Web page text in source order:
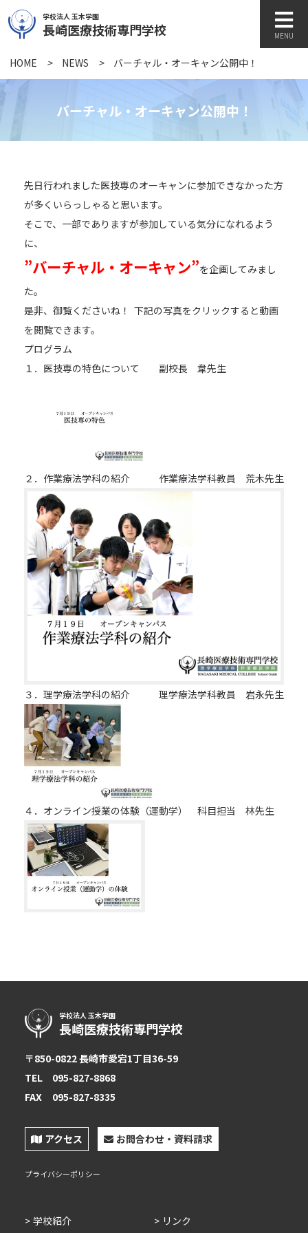
学校法人 玉木学園
長崎医療技術専門学校 MENU
バーチャル・オーキャン公開中！
HOME > NEWS > バーチャル・オーキャン公開中！
先日行われました医技専のオーキャンに参加できなかった方
が多くいらっしゃると思います。
そこで、一部でありますが参加している気分になれるよう
に、
”バーチャル・オーキャン”を企画してみまし
た。
是非、御覧くださいね！ 下記の写真をクリックすると動画
を閲覧できます。
プログラム
１．医技専の特色について 副校長 韋先生
２．作業療法学科の紹介 作業療法学科教員 荒木先生
３．理学療法学科の紹介 理学療法学科教員 岩永先生
４．オンライン授業の体験（運動学） 科目担当 林先生
学校法人 玉木学園
長崎医療技術専門学校
〒850-0822 長崎市愛宕1丁目36-59
TEL
095-827-8868
FAX
095-827-8335
アクセス お問合わせ・資料請求
プライバシーポリシー
学校紹介 リンク
学校紹介
キャンパスライフ
訪問者別
各種書類
【お電話でお問合わせ】
☎ 095-827-8868
受付時間：午前9時〜午後5時
受付フォーム
アクセス
twitter